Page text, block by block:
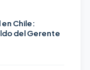
en Chile:
del Gerente